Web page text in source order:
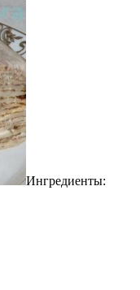
Ингредиенты: